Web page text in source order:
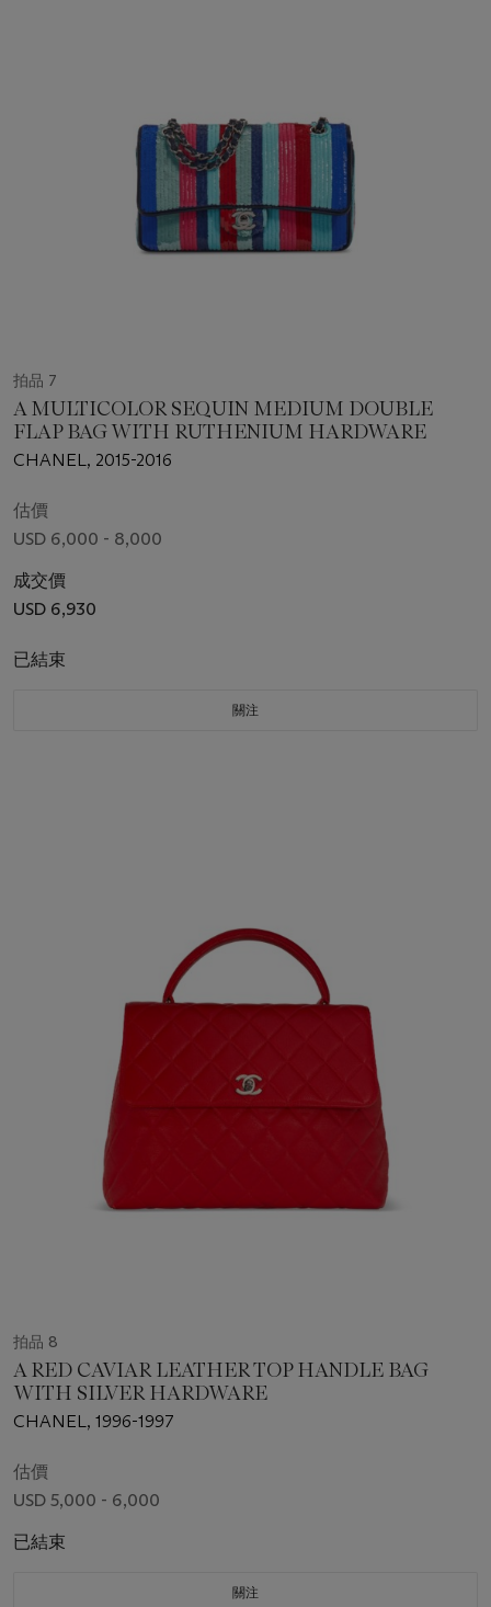
拍品 7
A MULTICOLOR SEQUIN MEDIUM DOUBLE
FLAP BAG WITH RUTHENIUM HARDWARE
CHANEL, 2015-2016
估價
USD 6,000 - 8,000
成交價
USD 6,930
已結束
關注
拍品 8
A RED CAVIAR LEATHER TOP HANDLE BAG
WITH SILVER HARDWARE
CHANEL, 1996-1997
估價
USD 5,000 - 6,000
已結束
關注